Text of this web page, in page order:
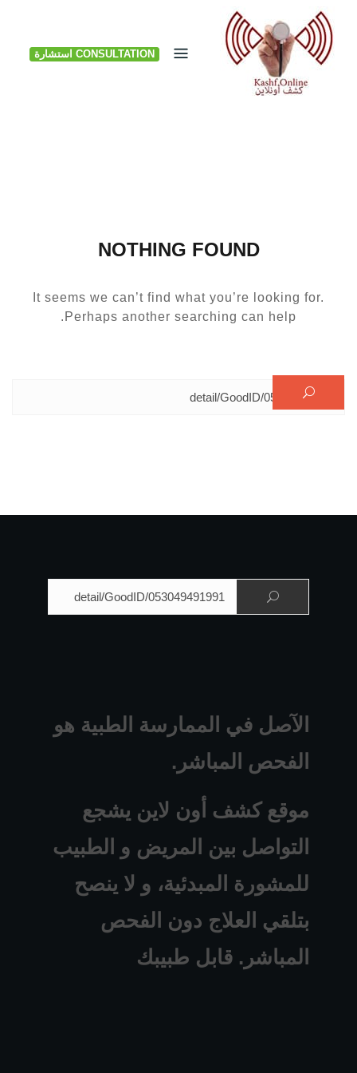
Skip
content
CONSULTATION استشارة
NOTHING FOUND
It seems we can’t find what you’re looking for.
Perhaps another searching can help.
البحث عن:
الآصل في الممارسة الطبية هو
الفحص المباشر.
موقع كشف أون لاين يشجع
التواصل بين المريض و الطبيب
للمشورة المبدئية، و لا ينصح
بتلقي العلاج دون الفحص
المباشر. قابل طبيبك